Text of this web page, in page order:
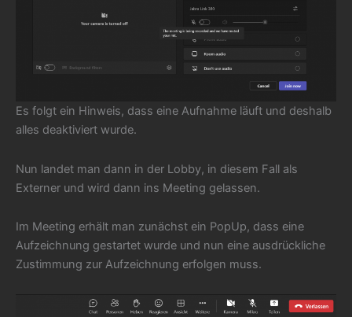
Es folgt ein Hinweis, dass eine Aufnahme läuft und deshalb
alles deaktiviert wurde.
Nun landet man dann in der Lobby, in diesem Fall als
Externer und wird dann ins Meeting gelassen.
Im Meeting erhält man zunächst ein PopUp, dass eine
Aufzeichnung gestartet wurde und nun eine ausdrückliche
Zustimmung zur Aufzeichnung erfolgen muss.